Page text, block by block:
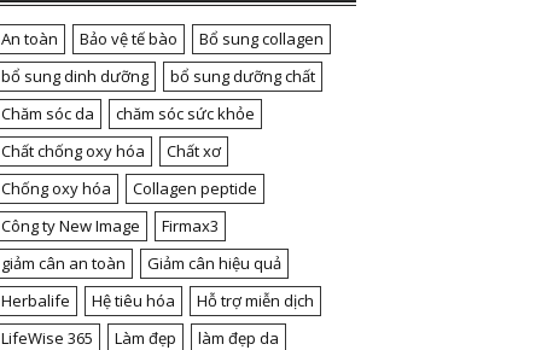
An toàn Bảo vệ tế bào
Bổ sung collagen
bổ sung dinh dưỡng
bổ sung dưỡng chất
Chăm sóc da
chăm sóc sức khỏe
Chất chống oxy hóa
Chất xơ
Chống oxy hóa
Collagen peptide
Công ty New Image
Firmax3
giảm cân an toàn
Giảm cân hiệu quả
Herbalife
Hệ tiêu hóa
Hỗ trợ miễn dịch
LifeWise 365
Làm đẹp
làm đẹp da